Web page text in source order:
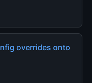
overrides onto